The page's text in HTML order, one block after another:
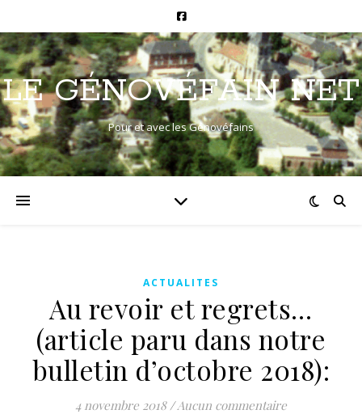
LE GÉNOVÉFAIN NET
Pour et avec les Génovéfains
ACTUALITES
Au revoir et regrets…
(article paru dans notre
bulletin d’octobre 2018):
4 novembre 2018 /Aucun commentaire